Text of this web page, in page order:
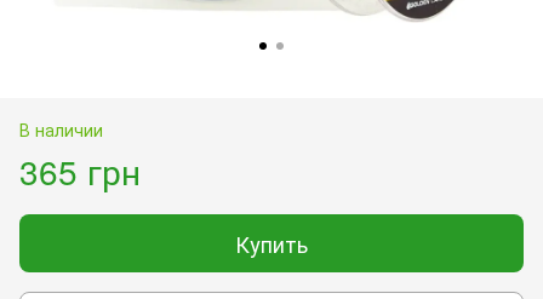
В наличии
365 грн
Купить